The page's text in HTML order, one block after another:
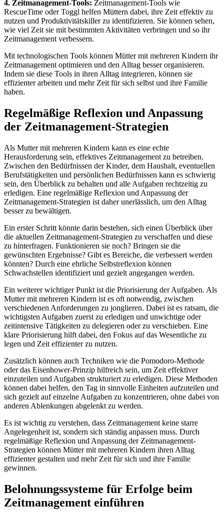
4. Zeitmanagement-Tools: Zeitmanagement-Tools wie
RescueTime oder Toggl helfen Müttern dabei, ihre Zeit effektiv zu
nutzen und Produktivitätskiller zu identifizieren. Sie können sehen,
wie viel Zeit sie mit bestimmten Aktivitäten verbringen und so ihr
Zeitmanagement verbessern.
Mit technologischen Tools können Mütter mit mehreren Kindern ihr
Zeitmanagement optimieren und den Alltag besser organisieren.
Indem sie diese Tools in ihren Alltag integrieren, können sie
effizienter arbeiten und mehr Zeit für sich selbst und ihre Familie
haben.
Regelmäßige Reflexion und Anpassung
der Zeitmanagement-Strategien
Als Mutter mit mehreren Kindern kann es eine echte
Herausforderung sein, effektives Zeitmanagement zu betreiben.
Zwischen den Bedürfnissen der Kinder, dem Haushalt, eventuellen
Berufstätigkeiten und persönlichen Bedürfnissen kann es schwierig
sein, den Überblick zu behalten und alle Aufgaben rechtzeitig zu
erledigen. Eine regelmäßige Reflexion und Anpassung der
Zeitmanagement-Strategien ist daher unerlässlich, um den Alltag
besser zu bewältigen.
Ein erster Schritt könnte darin bestehen, sich einen Überblick über
die aktuellen Zeitmanagement-Strategien zu verschaffen und diese
zu hinterfragen. Funktionieren sie noch? Bringen sie die
gewünschten Ergebnisse? Gibt es Bereiche, die verbessert werden
könnten? Durch eine ehrliche Selbstreflexion können
Schwachstellen identifiziert und gezielt angegangen werden.
Ein weiterer wichtiger Punkt ist die Priorisierung der Aufgaben. Als
Mutter mit mehreren Kindern ist es oft notwendig, zwischen
verschiedenen Anforderungen zu jonglieren. Dabei ist es ratsam, die
wichtigsten Aufgaben zuerst zu erledigen und unwichtige oder
zeitintensive Tätigkeiten zu delegieren oder zu verschieben. Eine
klare Priorisierung hilft dabei, den Fokus auf das Wesentliche zu
legen und Zeit effizienter zu nutzen.
Zusätzlich können auch Techniken wie die Pomodoro-Methode
oder das Eisenhower-Prinzip hilfreich sein, um Zeit effektiver
einzuteilen und Aufgaben strukturiert zu erledigen. Diese Methoden
können dabei helfen, den Tag in sinnvolle Einheiten aufzuteilen und
sich gezielt auf einzelne Aufgaben zu konzentrieren, ohne dabei von
anderen Ablenkungen abgelenkt zu werden.
Es ist wichtig zu verstehen, dass Zeitmanagement keine starre
Angelegenheit ist, sondern sich ständig anpassen muss. Durch
regelmäßige Reflexion und Anpassung der Zeitmanagement-
Strategien können Mütter mit mehreren Kindern ihren Alltag
effizienter gestalten und mehr Zeit für sich und ihre Familie
gewinnen.
Belohnungssysteme für Erfolge beim
Zeitmanagement einführen